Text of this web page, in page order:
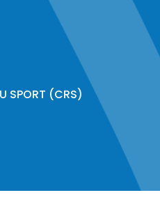
SPORT (CRS)